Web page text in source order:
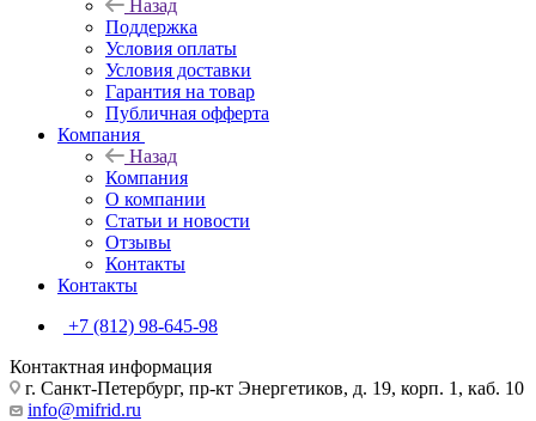
Назад
Поддержка
Условия оплаты
Условия доставки
Гарантия на товар
Публичная офферта
Компания
Назад
Компания
О компании
Статьи и новости
Отзывы
Контакты
Контакты
+7 (812) 98-645-98
Контактная информация
г. Санкт-Петербург, пр-кт Энергетиков, д. 19, корп. 1, каб. 10
info@mifrid.ru